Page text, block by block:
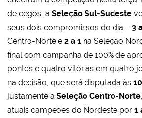
de cegos, a Seleção Sul-Sudeste
seus dois compromissos do dia – 3
Centro-Norte e 2 a 1 na Seleção
final com campanha de 100% de
pontos e quatro vitórias em quatro
na decisão, que será disputada às
justamente a Seleção Centro-Norte
atuais campeões do Nordeste por 1